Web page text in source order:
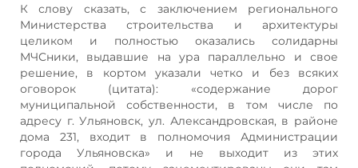
К слову сказать, с заключением регионального
Министерства строительства и архитектуры
целиком и полностью оказались солидарны
МЧСники, выдавшие на ура параллельно и свое
решение, в кортом указали четко и без всяких
оговорок (цитата): «содержание дорог
муниципальной собственности, в том числе по
адресу г. Ульяновск, ул. Александровская, в районе
дома 231, входит в полномочия Администрации
города Ульяновска» и не выходит из этих